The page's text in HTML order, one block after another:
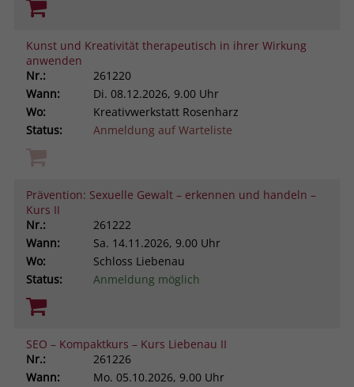
Kunst und Kreativität therapeutisch in ihrer Wirkung
anwenden
Nr.:
261220
Wann:
Di. 08.12.2026, 9.00 Uhr
Wo:
Kreativwerkstatt Rosenharz
Status:
Anmeldung auf Warteliste
Prävention: Sexuelle Gewalt – erkennen und handeln –
Kurs II
Nr.:
261222
Wann:
Sa. 14.11.2026, 9.00 Uhr
Wo:
Schloss Liebenau
Status:
Anmeldung möglich
SEO – Kompaktkurs – Kurs Liebenau II
Nr.:
261226
Wann:
Mo. 05.10.2026, 9.00 Uhr